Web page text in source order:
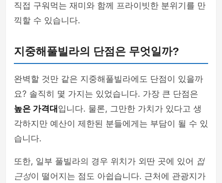
직접 구워먹는 재미와 함께 프라이빗한 분위기를 만
끽할 수 있습니다.
지중해풀빌라의 단점은 무엇일까?
완벽할 것만 같은 지중해풀빌라에도 단점이 있을까
요? 솔직히 몇 가지는 있었습니다. 가장 큰 단점은
높은 가격대 입니다. 물론, 그만한 가치가 있다고 생
각하지만 예산이 제한된 분들에게는 부담이 될 수 있
습니다.
또한, 일부 풀빌라의 경우 위치가 외딴 곳에 있어 접
근성이 떨어지는 점도 아쉽습니다. 근처에 관광지가